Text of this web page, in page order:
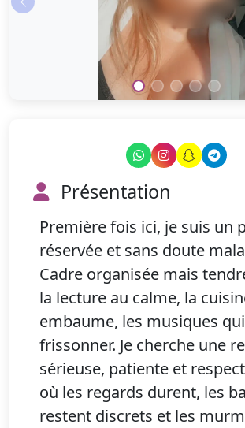
Précédent
Présentation
Première fois ici, je suis un
réservée et sans doute
Cadre organisée mais
la lecture au calme, la
embaume, les musiques
frissonner. Je cherche une
sérieuse, patiente et
où les regards durent, les
restent discrets et les